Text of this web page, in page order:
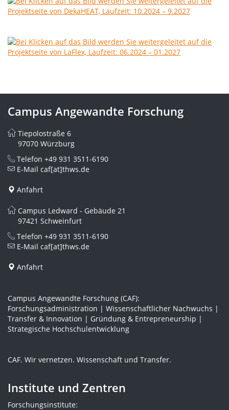
Campus Angewandte Forschung
Tiepolostraße 6
97070 Würzburg
Telefon +49 931 3511-6190
E-Mail caf[at]thws.de
Anfahrt
Campus Ledward - Gebäude 21
97421 Schweinfurt
Telefon +49 931 3511-6190
E-Mail caf[at]thws.de
Anfahrt
Campus Angewandte Forschung (CAF):
Forschungsadministration | Wissenschaftlicher Nachwuchs |
Transfer & Innovation | Gründung & Entrepreneurship |
Strategische Hochschulentwicklung
CAF. Wir vernetzen. Wissenschaft und Transfer.
Institute und Zentren
Forschungsinstitute: